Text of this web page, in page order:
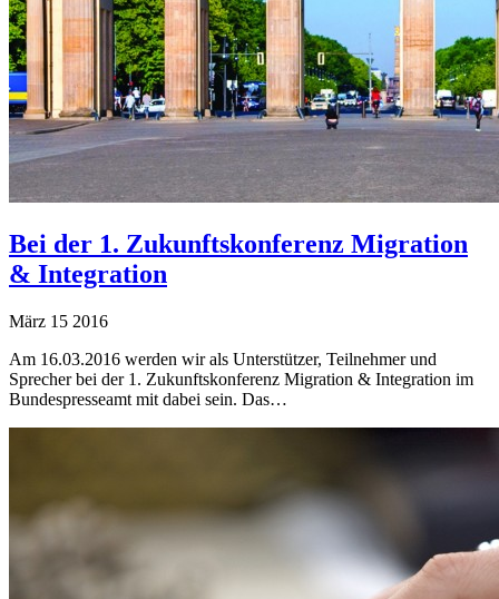
Bei der 1. Zukunftskonferenz Migration
& Integration
März 15 2016
Am 16.03.2016 werden wir als Unterstützer, Teilnehmer und
Sprecher bei der 1. Zukunftskonferenz Migration & Integration im
Bundespresseamt mit dabei sein. Das…